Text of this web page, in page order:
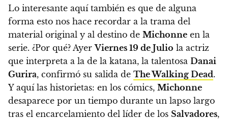
Lo interesante aquí también es que de alguna
forma esto nos hace recordar a la trama del
material original y al destino de Michonne en la
serie. ¿Por qué? AyerViernes 19 de Julio la actriz
que interpreta a la de la katana, la talentosa Danai
Gurira, confirmó su salida de The Walking Dead.
Y aquí las historietas: en los cómics, Michonne
desaparece por un tiempo durante un lapso largo
tras el encarcelamiento del líder de los Salvadores,